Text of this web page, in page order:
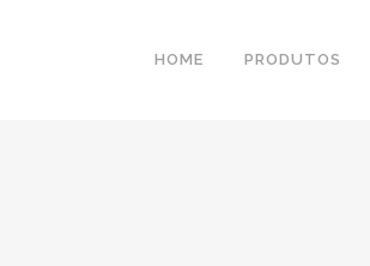
HOME PRODUTOS